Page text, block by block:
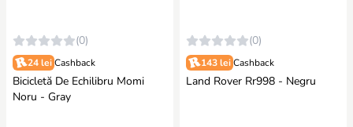
(0)
24 lei Cashback
Bicicletă De Echilibru Momi
Noru - Gray
(0)
143 lei Cashback
Land Rover Rr998 - Negru